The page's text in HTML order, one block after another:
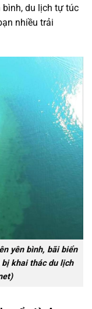
du lịch tự túc
nhiều trải
yên bình, bãi biển
khai thác du lịch